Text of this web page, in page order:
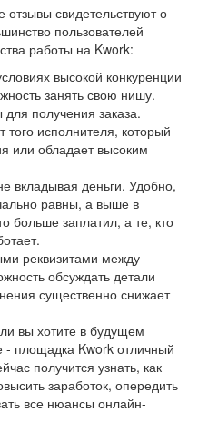
свидетельствуют о
пользователей
работы на Kwork:
высокой конкуренции
занять свою нишу.
получения заказа.
того исполнителя, который
или обладает высоким
вкладывая деньги. Удобно,
равны, а выше в
больше заплатил, а те, кто
реквизитами между
обсуждать детали
существенно снижает
вы хотите в будущем
- площадка Kwork отличный
получится узнать, как
заработок, опередить
все нюансы онлайн-